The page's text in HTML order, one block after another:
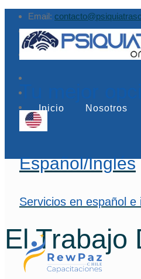
Email:
Augusto Leguía Sur 79, of.
Tu mejor
Español/Inglés
Servicios en español e
Inicio Nosotros
El Trabajo